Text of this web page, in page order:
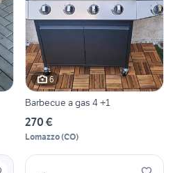
6
Barbecue a gas 4 +1
270 €
Lomazzo(CO)